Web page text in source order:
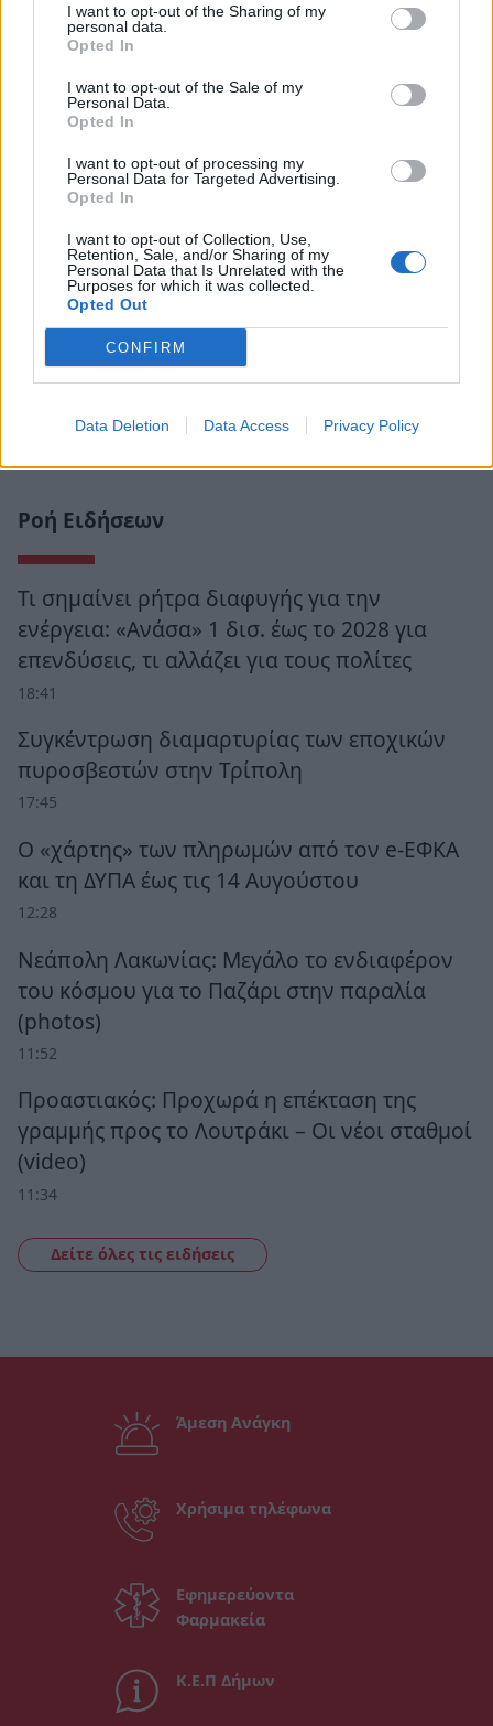
I want to opt-out of the Sharing of my
personal data.
Opted In
I want to opt-out of the Sale of my
Personal Data.
Opted In
I want to opt-out of processing my
Personal Data for Targeted Advertising.
Opted In
I want to opt-out of Collection, Use,
Retention, Sale, and/or Sharing of my
Personal Data that Is Unrelated with the
Purposes for which it was collected.
Opted Out
CONFIRM
Data Deletion Data Access Privacy Policy
Ροή Ειδήσεων
Τι σημαίνει ρήτρα διαφυγής για την
ενέργεια: «Ανάσα» 1 δισ. έως το 2028 για
επενδύσεις, τι αλλάζει για τους πολίτες
18:41
Συγκέντρωση διαμαρτυρίας των εποχικών
πυροσβεστών στην Τρίπολη
17:45
Ο «χάρτης» των πληρωμών από τον e-ΕΦΚΑ
και τη ΔΥΠΑ έως τις 14 Αυγούστου
12:28
Νεάπολη Λακωνίας: Μεγάλο το ενδιαφέρον
του κόσμου για το Παζάρι στην παραλία
(photos)
11:52
Προαστιακός: Προχωρά η επέκταση της
γραμμής προς το Λουτράκι – Οι νέοι σταθμοί
(video)
11:34
Δείτε όλες τις ειδήσεις
Άμεση Ανάγκη
Χρήσιμα τηλέφωνα
Εφημερεύοντα
Φαρμακεία
Κ.Ε.Π Δήμων